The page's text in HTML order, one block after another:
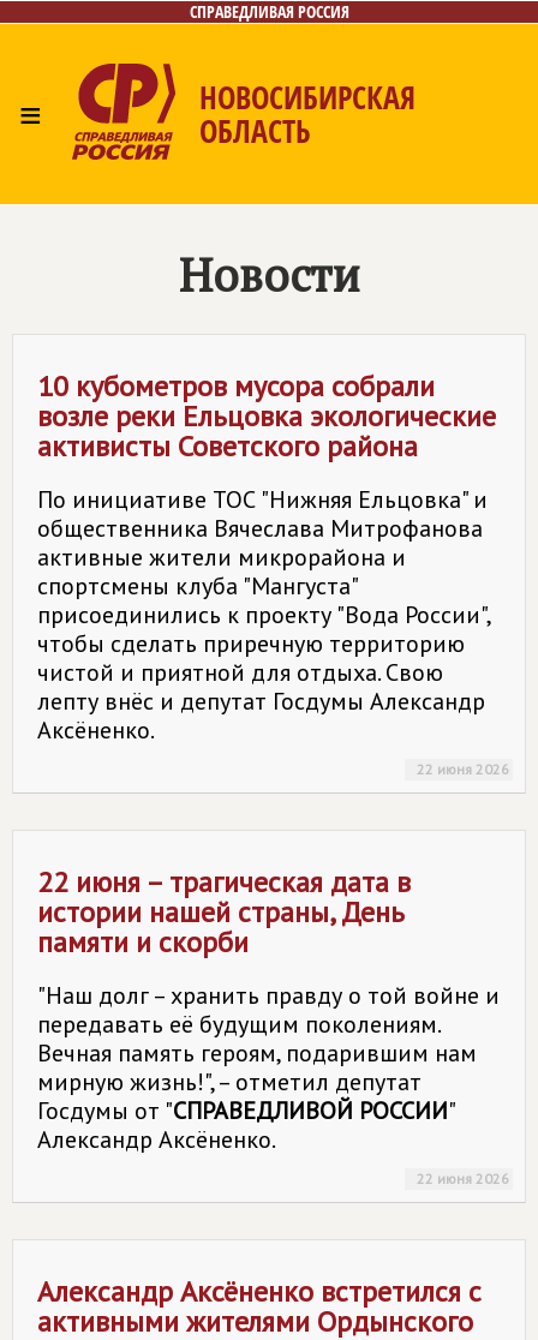
СПРАВЕДЛИВАЯ РОССИЯ
≡ НОВОСИБИРСКАЯ
ОБЛАСТЬ
Новости
10 кубометров мусора собрали
возле реки Ельцовка экологические
активисты Советского района
По инициативе ТОС "Нижняя Ельцовка" и
общественника Вячеслава Митрофанова
активные жители микрорайона и
спортсмены клуба "Мангуста"
присоединились к проекту "Вода России",
чтобы сделать приречную территорию
чистой и приятной для отдыха. Свою
лепту внёс и депутат Госдумы Александр
Аксёненко.
22 июня 2026
22 июня – трагическая дата в
истории нашей страны, День
памяти и скорби
"Наш долг – хранить правду о той войне и
передавать её будущим поколениям.
Вечная память героям, подарившим нам
мирную жизнь!", – отметил депутат
Госдумы от "СПРАВЕДЛИВОЙ РОССИИ"
Александр Аксёненко.
22 июня 2026
Александр Аксёненко встретился с
активными жителями Ордынского